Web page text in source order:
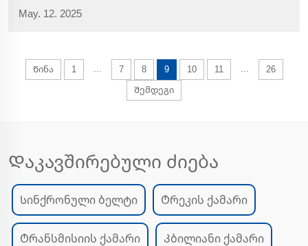
არომატული რისის პუდინგების დრო, არამედ
ხუთეული დღეს...
May. 12. 2025
Წინა 1 ... 7 8 9 10 11 ...
26
Შემდეგი
Დაკავშირებული ძიება
Სინქრონული ბელტი Ტრეკის ქამარი
Ტრანსმისიის ქამარი Კბილიანი ქამარი